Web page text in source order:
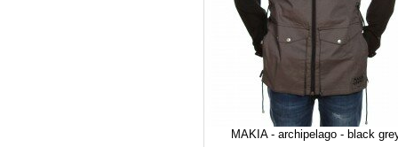
MAKIA - archipelago - black